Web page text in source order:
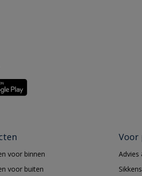
voor binnen
voor buiten
Voor
Advies